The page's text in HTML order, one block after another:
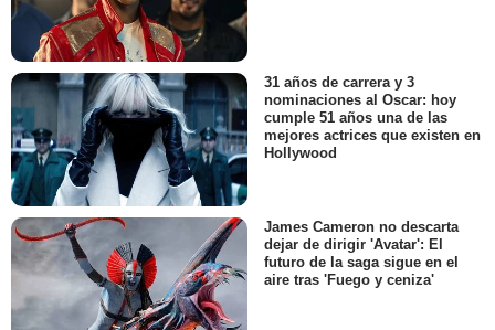
31 años de carrera y 3
nominaciones al Oscar: hoy
cumple 51 años una de las
mejores actrices que existen en
Hollywood
James Cameron no descarta
dejar de dirigir 'Avatar': El
futuro de la saga sigue en el
aire tras 'Fuego y ceniza'